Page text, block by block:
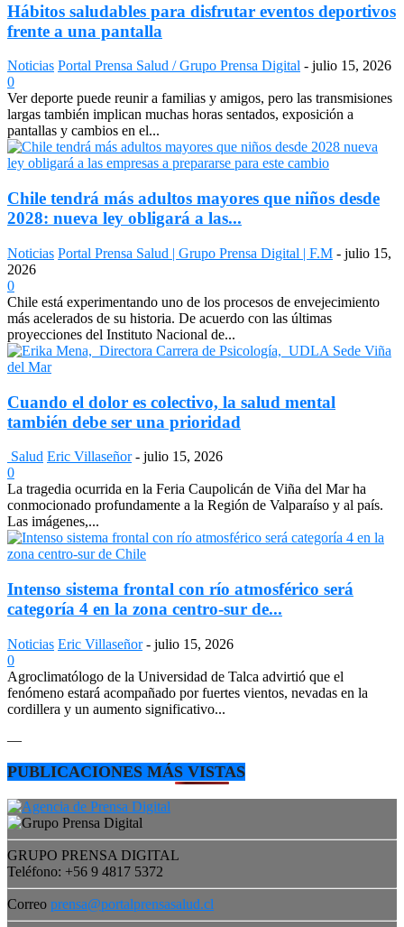
Hábitos saludables para disfrutar eventos deportivos
frente a una pantalla
Noticias Portal Prensa Salud / Grupo Prensa Digital - julio 15, 2026
0
Ver deporte puede reunir a familias y amigos, pero las transmisiones
largas también implican muchas horas sentados, exposición a
pantallas y cambios en el...
Chile tendrá más adultos mayores que niños desde
2028: nueva ley obligará a las...
Noticias Portal Prensa Salud | Grupo Prensa Digital | F.M - julio 15,
2026
0
Chile está experimentando uno de los procesos de envejecimiento
más acelerados de su historia. De acuerdo con las últimas
proyecciones del Instituto Nacional de...
Cuando el dolor es colectivo, la salud mental
también debe ser una prioridad
Salud Eric Villaseñor - julio 15, 2026
0
La tragedia ocurrida en la Feria Caupolicán de Viña del Mar ha
conmocionado profundamente a la Región de Valparaíso y al país.
Las imágenes,...
Intenso sistema frontal con río atmosférico será
categoría 4 en la zona centro-sur de...
Noticias Eric Villaseñor - julio 15, 2026
0
Agroclimatólogo de la Universidad de Talca advirtió que el
fenómeno estará acompañado por fuertes vientos, nevadas en la
cordillera y un aumento significativo...
—
PUBLICACIONES MÁS VISTAS
GRUPO PRENSA DIGITAL
Teléfono: +56 9 4817 5372
Correo prensa@portalprensasalud.cl